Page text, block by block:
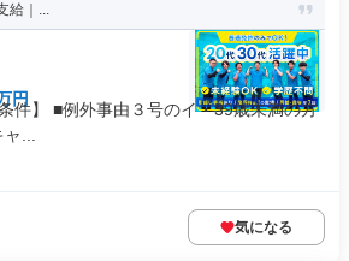
給｜...
円
件】 ■例外事由３号のイ・39歳未満の方
...
気になる